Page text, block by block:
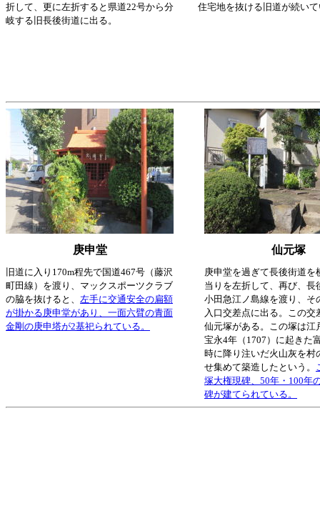
折して、更に左折すると県道22号から分
岐する旧長後街道に出る。
住宅地を抜ける旧道が続い
庚申堂 仙元塚
旧道に入り170m程先で国道467号（藤沢
町田線）を渡り、マックスポーツクラブ
の脇を抜けると、 左手に交通安全の扁額
が掛かる庚申堂があり、一面六臂の青面
金剛の庚申塔が2基祀られている。
庚申堂を過ぎて長後街道を
当りを左折して、再び、長
小田急江ノ島線を渡り、そ
入口交差点に出る。この交
仙元塚がある。この塚は江
宝永4年（1707）に起きた
時に降り注いだ火山灰を村
せ集めて築造したという。
塚大権現碑、50年・100年
碑が建てられている。